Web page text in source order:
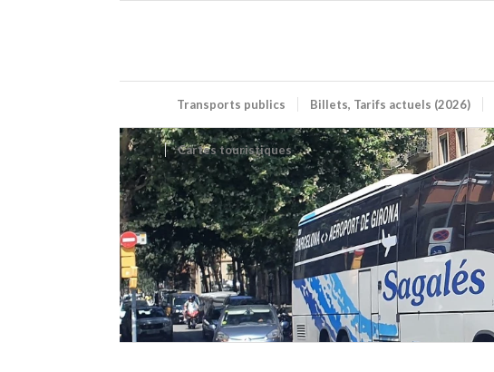
Transports publics Billets, Tarifs actuels (2026)
Cartes touristiques